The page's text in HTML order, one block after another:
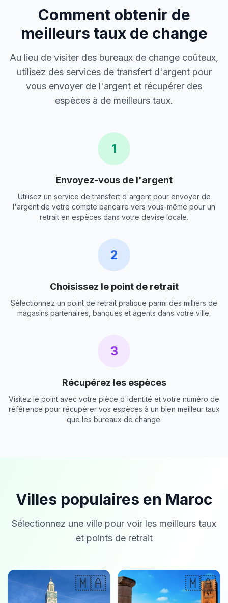
Comment obtenir de
meilleurs taux de change
Au lieu de visiter des bureaux de change coûteux,
utilisez des services de transfert d'argent pour
vous envoyer de l'argent et récupérer des
espèces à de meilleurs taux.
1
Envoyez-vous de l'argent
Utilisez un service de transfert d'argent pour envoyer de
l'argent de votre compte bancaire vers vous-même pour un
retrait en espèces dans votre devise locale.
2
Choisissez le point de retrait
Sélectionnez un point de retrait pratique parmi des milliers de
magasins partenaires, banques et agents dans votre ville.
3
Récupérez les espèces
Visitez le point avec votre pièce d'identité et votre numéro de
référence pour récupérer vos espèces à un bien meilleur taux
que les bureaux de change.
Villes populaires en Maroc
Sélectionnez une ville pour voir les meilleurs taux
et points de retrait
🇲🇦 🇲🇦